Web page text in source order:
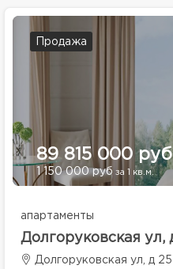
Продажа
89 815 000 руб
1 150 000 руб за 1 кв.м.
апартаменты
Долгоруковская ул,
Долгоруковская ул, д 25